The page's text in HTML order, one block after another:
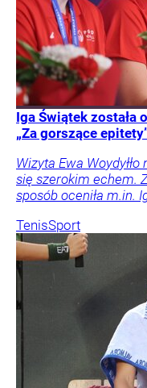
Iga Świątek została
„Za gorszące
Wizyta Ewa
się szerokim echem.
sposób oceniła m.in.
TenisSport